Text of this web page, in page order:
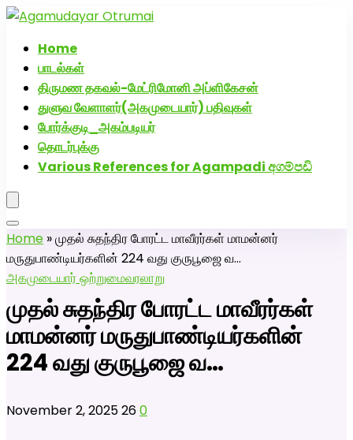
Home
பாடல்கள்
திருமண தகவல்-மேட்ரிமோனி அப்ளிகேசன்
துளுவ வேளாளர்(அகமுடையார்) பதிவுகள்
போர்க்குடி_அகம்படியர்
தொடர்புக்கு
Various References for Agampadi අගම්පඩි
Home »முதல் சுதந்திர போரட்ட மாவீரர்கள் மாமன்னர்
மருதுபாண்டியர்களின் 224 வது குருபூஜை வ…
அகமுடையார் ஒற்றுமைவரலாறு
முதல் சுதந்திர போரட்ட மாவீரர்கள்
மாமன்னர் மருதுபாண்டியர்களின்
224 வது குருபூஜை வ…
November 2, 2025260
அகமுடையார் திருமண வரன்களுக்கு அகமுடையார்மேட்ரி-